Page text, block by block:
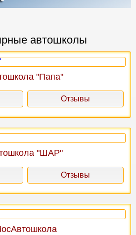
автошколы
"Папа"
Отзывы
"ШАР"
Отзывы